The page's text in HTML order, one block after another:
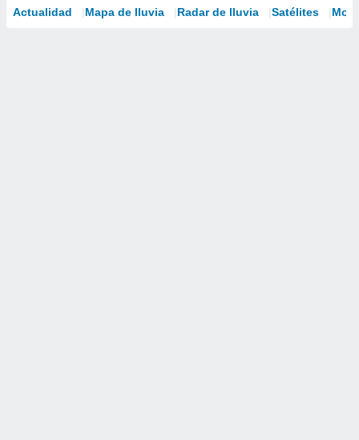
Actualidad Mapa de lluvia Radar de lluvia Satélites